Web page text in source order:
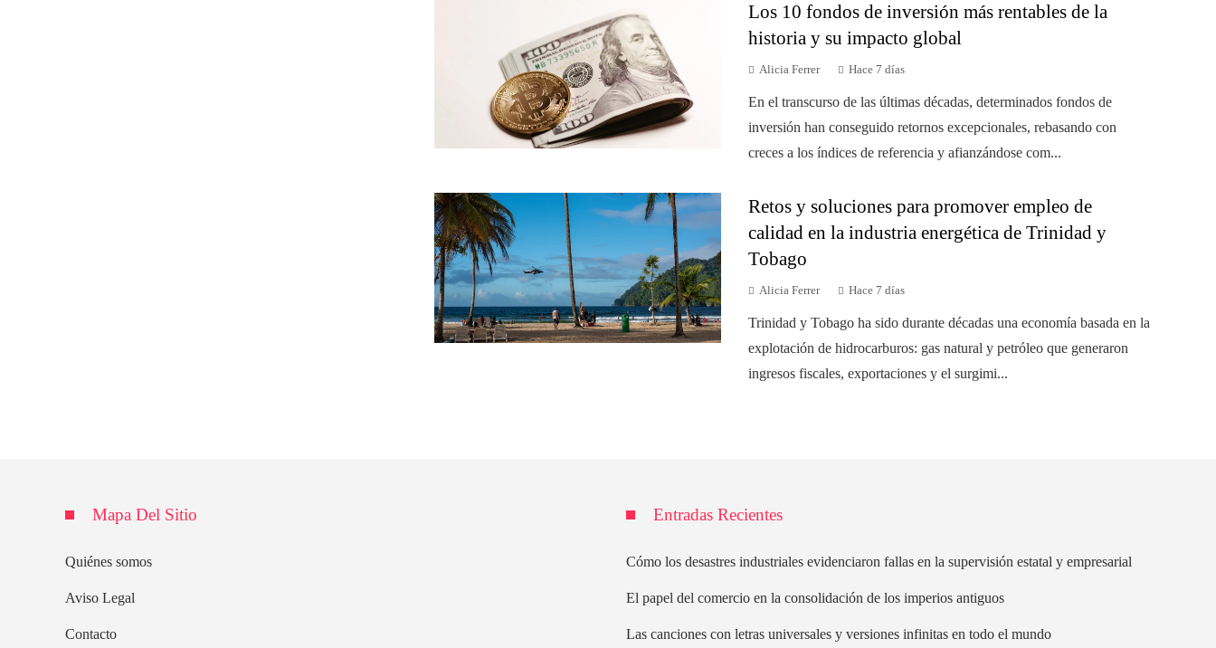
Los 10 fondos de inversión más rentables de la
historia y su impacto global
Alicia Ferrer Hace 7 días
En el transcurso de las últimas décadas, determinados fondos de
inversión han conseguido retornos excepcionales, rebasando con
creces a los índices de referencia y afianzándose com...
Retos y soluciones para promover empleo de
calidad en la industria energética de Trinidad y
Tobago
Alicia Ferrer Hace 7 días
Trinidad y Tobago ha sido durante décadas una economía basada en la
explotación de hidrocarburos: gas natural y petróleo que generaron
ingresos fiscales, exportaciones y el surgimi...
Mapa Del Sitio
Quiénes somos
Aviso Legal
Contacto
Entradas Recientes
Cómo los desastres industriales evidenciaron fallas en la supervisión estatal y empresarial
El papel del comercio en la consolidación de los imperios antiguos
Las canciones con letras universales y versiones infinitas en todo el mundo